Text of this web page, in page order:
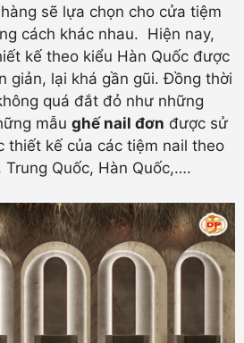
sẽ lựa chọn cho cửa tiệm
cách khác nhau. Hiện nay,
kế theo kiểu Hàn Quốc được
giản, lại khá gần gũi. Đồng thời
quá đắt đỏ như những
mẫu ghế nail đơn được sử
thiết kế của các tiệm nail theo
Quốc, Hàn Quốc,….